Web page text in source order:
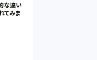
な違い
てみま